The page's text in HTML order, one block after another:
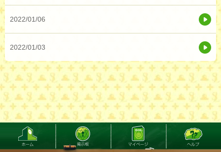
2022/01/06
2022/01/03